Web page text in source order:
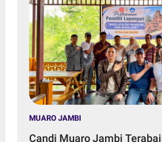
MUARO JAMBI
Candi Muaro Jambi